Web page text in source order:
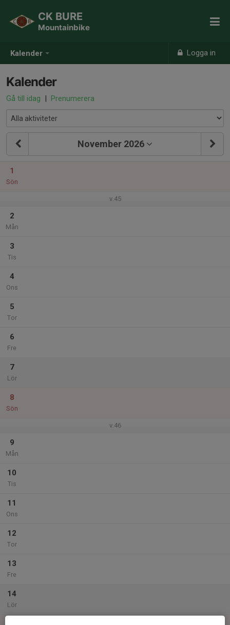
Kalender Logga in
CK BURE
Mountainbike
Kalender
Gå till idag | Prenumerera
November 2026
1
Sön
v.45
2
Mån
3
Tis
4
Ons
5
Tor
6
Fre
7
Lör
8
Sön
v.46
9
Mån
10
Tis
11
Ons
12
Tor
13
Fre
14
Lör